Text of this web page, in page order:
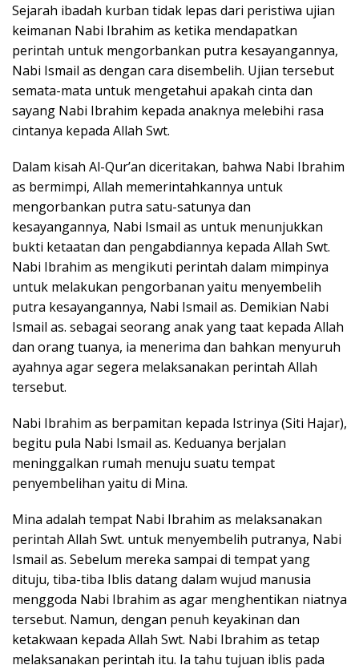
Sejarah ibadah kurban tidak lepas dari peristiwa ujian
keimanan Nabi Ibrahim as ketika mendapatkan
perintah untuk mengorbankan putra kesayangannya,
Nabi Ismail as dengan cara disembelih. Ujian tersebut
semata-mata untuk mengetahui apakah cinta dan
sayang Nabi Ibrahim kepada anaknya melebihi rasa
cintanya kepada Allah Swt.
Dalam kisah Al-Qur’an diceritakan, bahwa Nabi Ibrahim
as bermimpi, Allah memerintahkannya untuk
mengorbankan putra satu-satunya dan
kesayangannya, Nabi Ismail as untuk menunjukkan
bukti ketaatan dan pengabdiannya kepada Allah Swt.
Nabi Ibrahim as mengikuti perintah dalam mimpinya
untuk melakukan pengorbanan yaitu menyembelih
putra kesayangannya, Nabi Ismail as. Demikian Nabi
Ismail as. sebagai seorang anak yang taat kepada Allah
dan orang tuanya, ia menerima dan bahkan menyuruh
ayahnya agar segera melaksanakan perintah Allah
tersebut.
Nabi Ibrahim as berpamitan kepada Istrinya (Siti Hajar),
begitu pula Nabi Ismail as. Keduanya berjalan
meninggalkan rumah menuju suatu tempat
penyembelihan yaitu di Mina.
Mina adalah tempat Nabi Ibrahim as melaksanakan
perintah Allah Swt. untuk menyembelih putranya, Nabi
Ismail as. Sebelum mereka sampai di tempat yang
dituju, tiba-tiba Iblis datang dalam wujud manusia
menggoda Nabi Ibrahim as agar menghentikan niatnya
tersebut. Namun, dengan penuh keyakinan dan
ketakwaan kepada Allah Swt. Nabi Ibrahim as tetap
melaksanakan perintah itu. Ia tahu tujuan iblis pada